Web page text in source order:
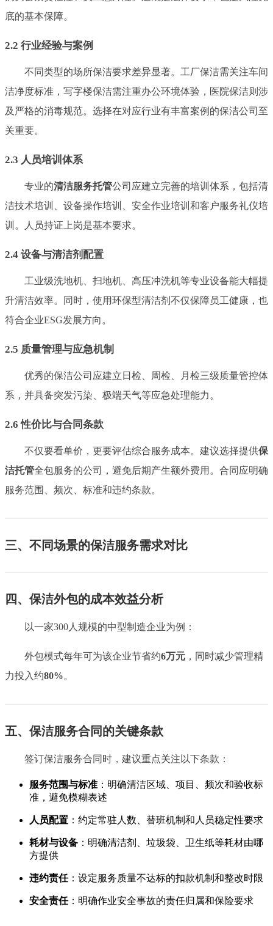
底的基本保障。
2.2 行业经验与案例
不同类型的场所保洁要求差异显著。工厂保洁需关注车间
洁净度标准，写字楼保洁需注重办公环境体验，医院保洁则涉
及严格的消毒规范。选择在对应行业有丰富案例的保洁公司至
关重要。
2.3 人员培训体系
专业的清洁服务托管公司应建立完善的培训体系，包括清
洁技术培训、设备操作培训、安全作业培训和客户服务礼仪培
训。人员持证上岗是基本要求。
2.4 设备与清洁剂配置
工业级洗地机、扫地机、高压冲洗机等专业设备能大幅提
升清洁效率。同时，使用环保型清洁剂不仅保障员工健康，也
符合企业ESG发展方向。
2.5 质量管理与应急机制
优秀的保洁公司应建立日检、周检、月检三级质量管控体
系，并具备突发污染、极端天气等应急处理能力。
2.6 性价比与合同条款
不仅要看单价，更要评估综合服务成本。建议选择提供保
洁托管全包服务的公司，避免后期产生额外费用。合同应明确
服务范围、频次、标准和违约条款。
三、不同场景的保洁服务需求对比
四、保洁外包的成本效益分析
以一家300人规模的中型制造企业为例：
外包模式每年可为该企业节省约6万元 ，同时减少管理精
力投入约80%。
五、保洁服务合同的关键条款
签订保洁服务合同时，建议重点关注以下条款：
服务范围与标准 ：明确清洁区域、项目、频次和验收标
准，避免模糊表述
人员配置 ：约定常驻人数、替班机制和人员稳定性要求
耗材与设备 ：明确清洁剂、垃圾袋、卫生纸等耗材由哪
方提供
违约责任：设定服务质量不达标的扣款机制和整改时限
安全责任：明确作业安全事故的责任归属和保险要求